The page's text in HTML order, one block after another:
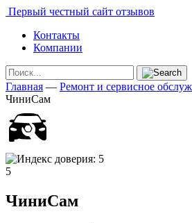
Первый честный сайт отзывов
Контакты
Компании
Главная — Ремонт и сервисное
ЧиниСам
5
ЧиниСам